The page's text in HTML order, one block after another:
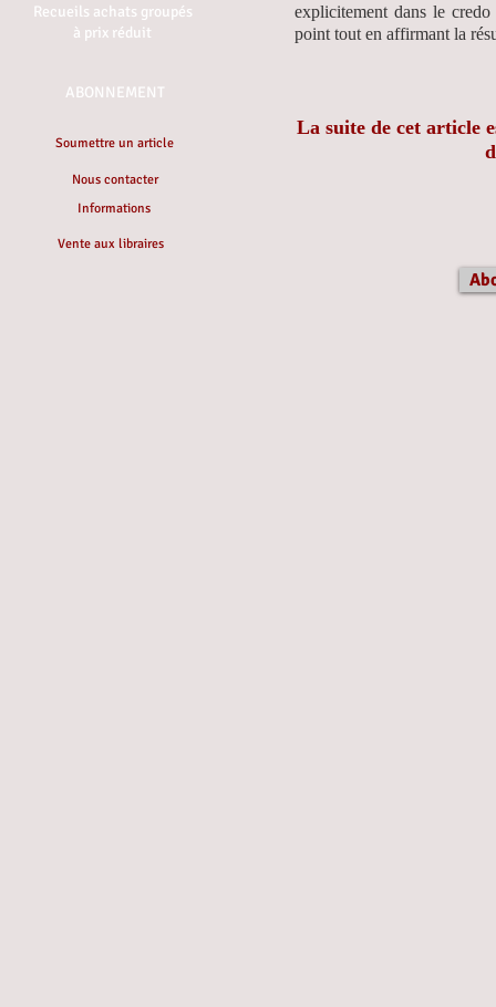
explicitement dans le
point tout en affirmant la
La suite de cet article
Recueils achats groupés
à prix réduit
ABONNEMENT
Soumettre un article
Nous contacter
Informations
Vente aux libraires